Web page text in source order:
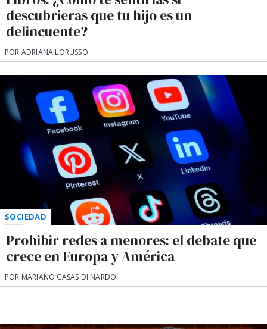
descubrieras que tu hijo es un
delincuente?
POR ADRIANA LORUSSO
SOCIEDAD
Prohibir redes a menores: el debate que
crece en Europa y América
POR MARIANO CASAS DI NARDO